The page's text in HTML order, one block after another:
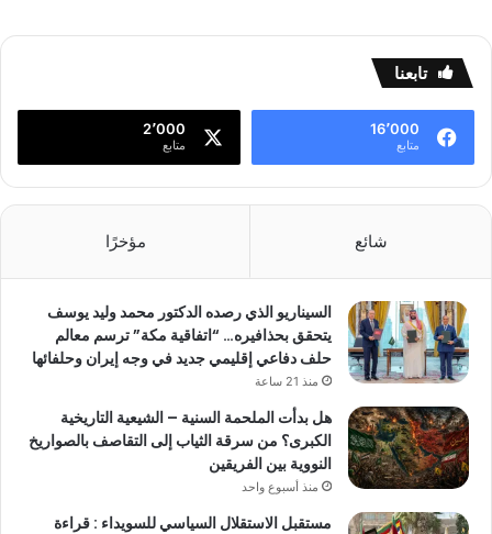
تابعنا
16٬000
متابع
2٬000
متابع
شائع مؤخرًا
السيناريو الذي رصده الدكتور محمد وليد يوسف
يتحقق بحذافيره… “اتفاقية مكة” ترسم معالم
حلف دفاعي إقليمي جديد في وجه إيران وحلفائها
منذ 21 ساعة
هل بدأت الملحمة السنية – الشيعية التاريخية
الكبرى؟ من سرقة الثياب إلى التقاصف بالصواريخ
النووية بين الفريقين
منذ أسبوع واحد
مستقبل الاستقلال السياسي للسويداء : قراءة